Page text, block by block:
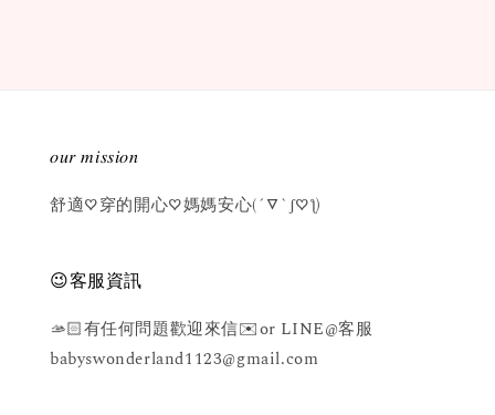
𝑜𝑢𝑟 𝑚𝑖𝑠𝑠𝑖𝑜𝑛
舒適♡穿的開心♡媽媽安心(´▽`ʃ♡ƪ)
😉客服資訊
🫴🏻有任何問題歡迎來信✉️or LINE@客服
babyswonderland1123@gmail.com